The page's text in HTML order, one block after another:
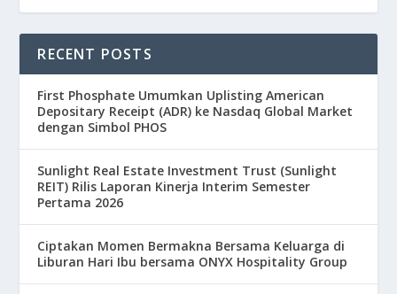
RECENT POSTS
First Phosphate Umumkan Uplisting American
Depositary Receipt (ADR) ke Nasdaq Global Market
dengan Simbol PHOS
Sunlight Real Estate Investment Trust (Sunlight
REIT) Rilis Laporan Kinerja Interim Semester
Pertama 2026
Ciptakan Momen Bermakna Bersama Keluarga di
Liburan Hari Ibu bersama ONYX Hospitality Group